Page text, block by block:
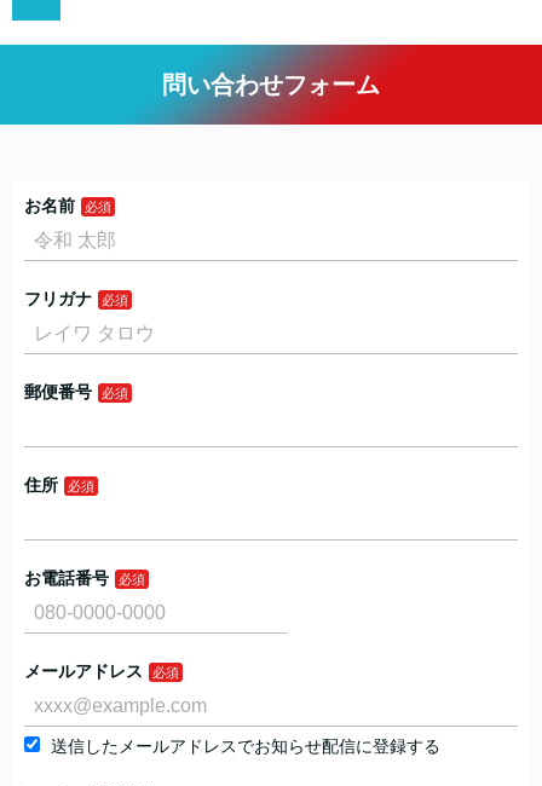
問い合わせフォーム
お名前
フリガナ
郵便番号
住所
お電話番号
メールアドレス
送信したメールアドレスでお知らせ配信に登録する